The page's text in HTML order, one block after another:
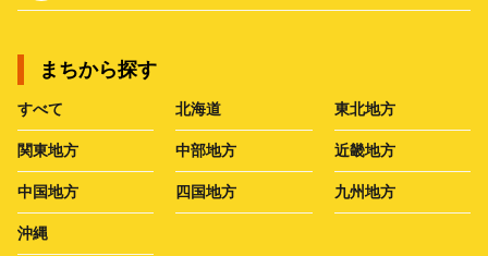
まちから探す
すべて 北海道 東北地方
関東地方 中部地方 近畿地方
中国地方 四国地方 九州地方
沖縄